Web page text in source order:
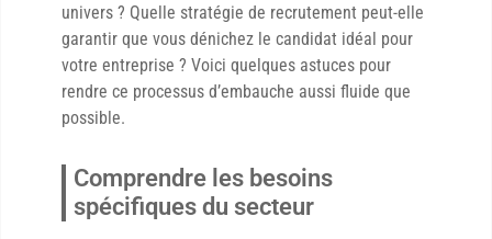
univers ? Quelle stratégie de recrutement peut-elle
garantir que vous dénichez le candidat idéal pour
votre entreprise ? Voici quelques astuces pour
rendre ce processus d’embauche aussi fluide que
possible.
Comprendre les besoins
spécifiques du secteur